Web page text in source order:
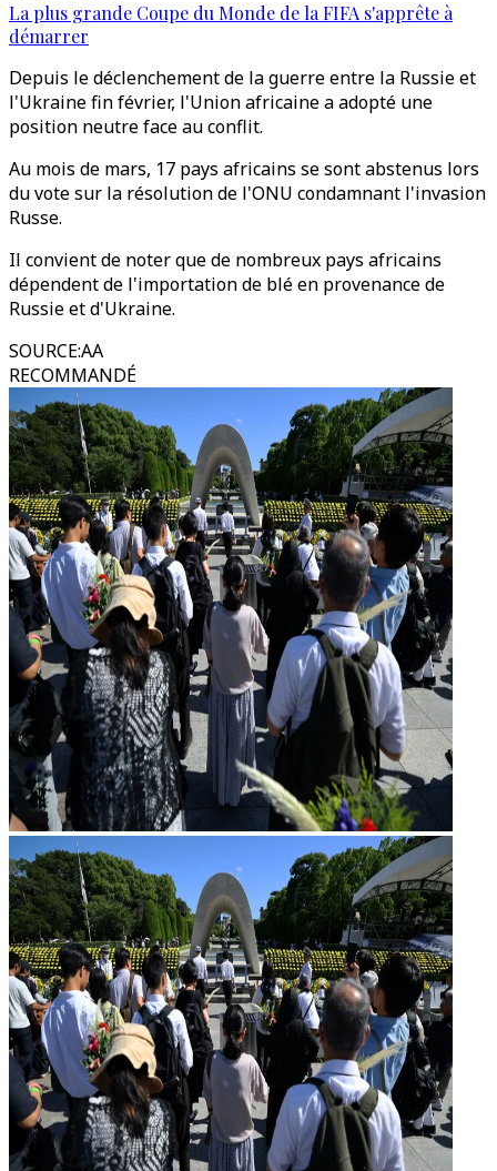
La plus grande Coupe du Monde de la FIFA s'apprête à
démarrer
Depuis le déclenchement de la guerre entre la Russie et
l'Ukraine fin février, l'Union africaine a adopté une
position neutre face au conflit.
Au mois de mars, 17 pays africains se sont abstenus lors
du vote sur la résolution de l'ONU condamnant l'invasion
Russe.
Il convient de noter que de nombreux pays africains
dépendent de l'importation de blé en provenance de
Russie et d'Ukraine.
SOURCE:AA
RECOMMANDÉ